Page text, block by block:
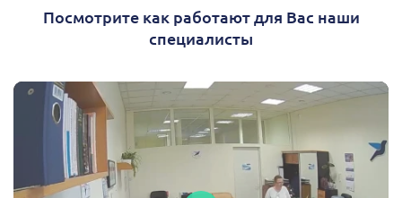
Посмотрите как работают для Вас наши
специалисты